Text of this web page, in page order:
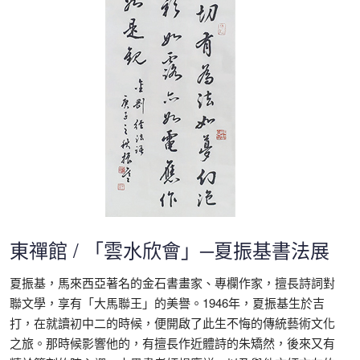
東禪館 / 「雲水欣會」─夏振基書法展
夏振基，馬來西亞著名的金石書畫家、專欄作家，擅長詩詞對
聯文學，享有「大馬聯王」的美譽。1946年，夏振基生於吉
打，在就讀初中二的時候，便開啟了此生不悔的傳統藝術文化
之旅。那時候影響他的，有擅長作近體詩的朱矯然，後來又有